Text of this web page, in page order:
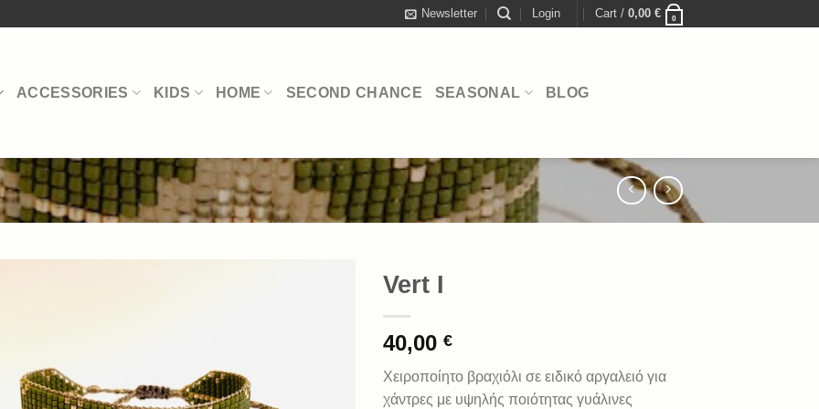
Newsletter Login Cart / 0,00 € 0
ACCESSORIES KIDS HOME SECOND CHANCE SEASONAL BLOG
Vert I
40,00 €
Χειροποίητο βραχιόλι σε ειδικό αργαλειό για
χάντρες με υψηλής ποιότητας γυάλινες